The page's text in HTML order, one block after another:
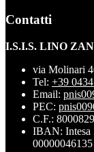
Contatti
I.S.I.S. LINO
via Molinari
Tel: +39
Email:
PEC:
C.F.:
IBAN: Intesa
00000046135